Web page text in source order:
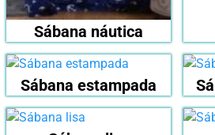
Sábana náutica
Sábana estampada